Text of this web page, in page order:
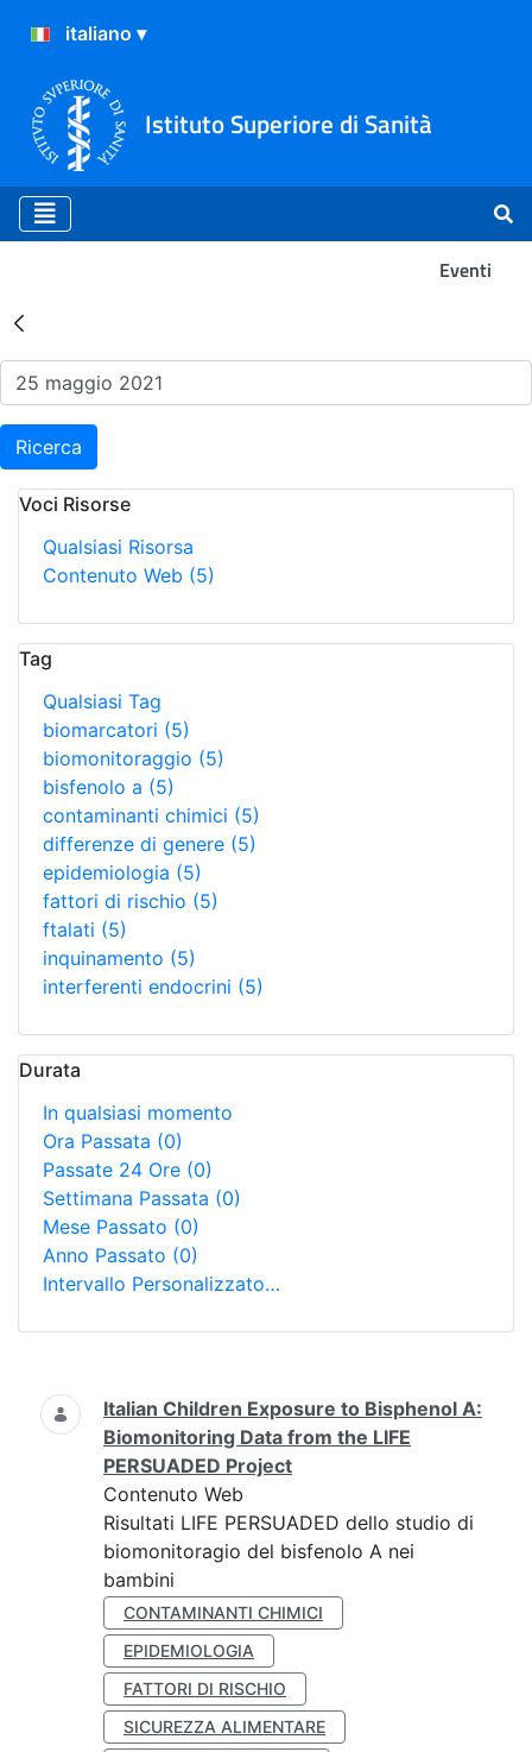
Istituto Superiore di Sanità
Eventi
Risultati della Ricerca -
Ricerca
Voci Risorse
Qualsiasi Risorsa
Contenuto Web (5)
Tag
Qualsiasi Tag
biomarcatori (5)
biomonitoraggio (5)
bisfenolo a (5)
contaminanti chimici (5)
differenze di genere (5)
epidemiologia (5)
fattori di rischio (5)
ftalati (5)
inquinamento (5)
interferenti endocrini (5)
Durata
In qualsiasi momento
Ora Passata (0)
Passate 24 Ore (0)
Settimana Passata (0)
Mese Passato (0)
Anno Passato (0)
Intervallo Personalizzato…
Ricerca
Italian Children Exposure to Bisphenol A:
Biomonitoring Data from the LIFE
PERSUADED Project
Contenuto Web
Risultati LIFE PERSUADED dello studio di
biomonitoragio del bisfenolo A nei
bambini
CONTAMINANTI CHIMICI
EPIDEMIOLOGIA
FATTORI DI RISCHIO
SICUREZZA ALIMENTARE